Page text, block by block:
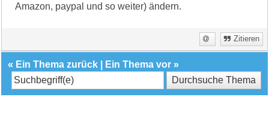
Amazon, paypal und so weiter) ändern.
Zitieren
« Ein Thema zurück Ein Thema vor »